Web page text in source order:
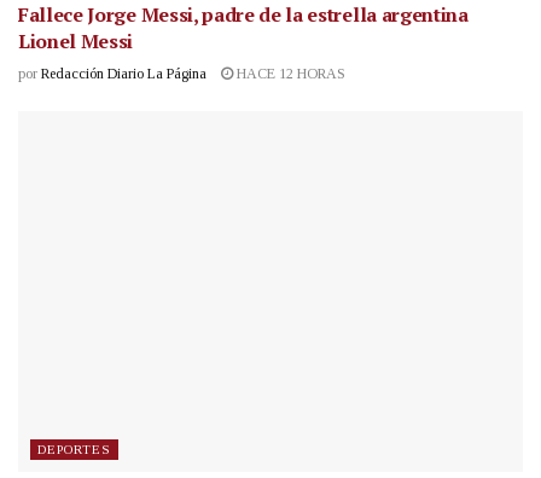
Fallece Jorge Messi, padre de la estrella argentina
Lionel Messi
por Redacción Diario La Página HACE 12 HORAS
DEPORTES